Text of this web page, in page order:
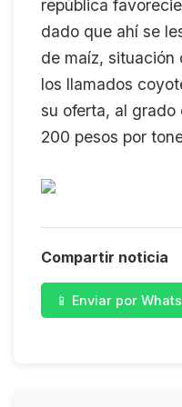
república
dado que ahí se
de maíz, situación
los llamados
su oferta, al grado
200 pesos por
Compartir noticia
📱 Enviar por